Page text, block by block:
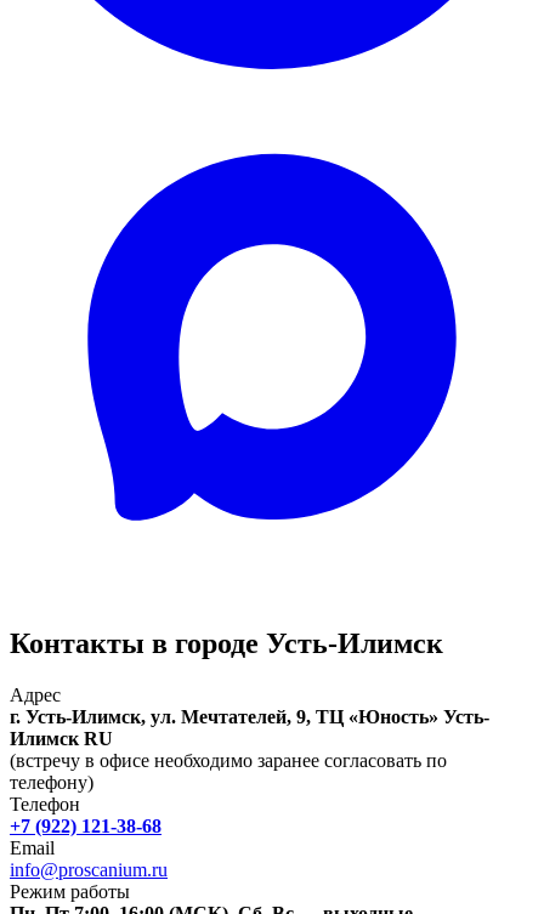
Контакты в городе Усть-Илимск
Адрес
г. Усть-Илимск, ул. Мечтателей, 9, ТЦ «Юность» Усть-
Илимск RU
(встречу в офисе необходимо заранее согласовать по
телефону)
Телефон
+7 (922) 121-38-68
Email
info@proscanium.ru
Режим работы